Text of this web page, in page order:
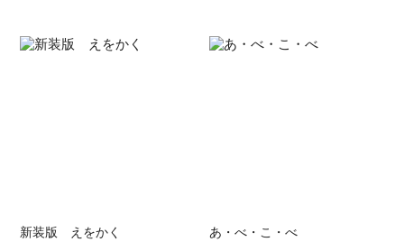
新装版 えをかく あ・べ・こ・べ